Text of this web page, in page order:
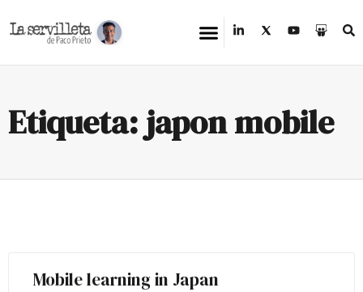
Etiqueta: japon mobile
Mobile learning in Japan